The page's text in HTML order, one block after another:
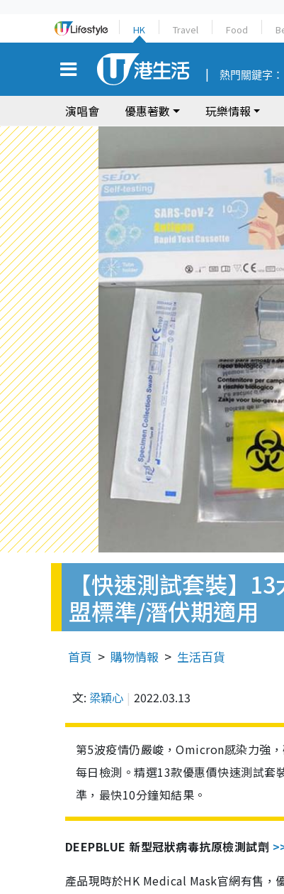
HK Travel Food
熱門關鍵字：
演唱會 優惠著數 玩樂情報
【快速測試套裝】
盟標準/潛伏期適用
首頁 購物情報 生活百貨
文: 梁穎心 2022.03.13
第5波疫情仍嚴峻，Omicron感染力強
每日檢測。精選13款優惠價快速測試套
準，最快10分鐘知結果。
DEEPBLUE 新型冠狀病毒抗原檢測試劑
產品現時於HK Medical Mask官網有售，